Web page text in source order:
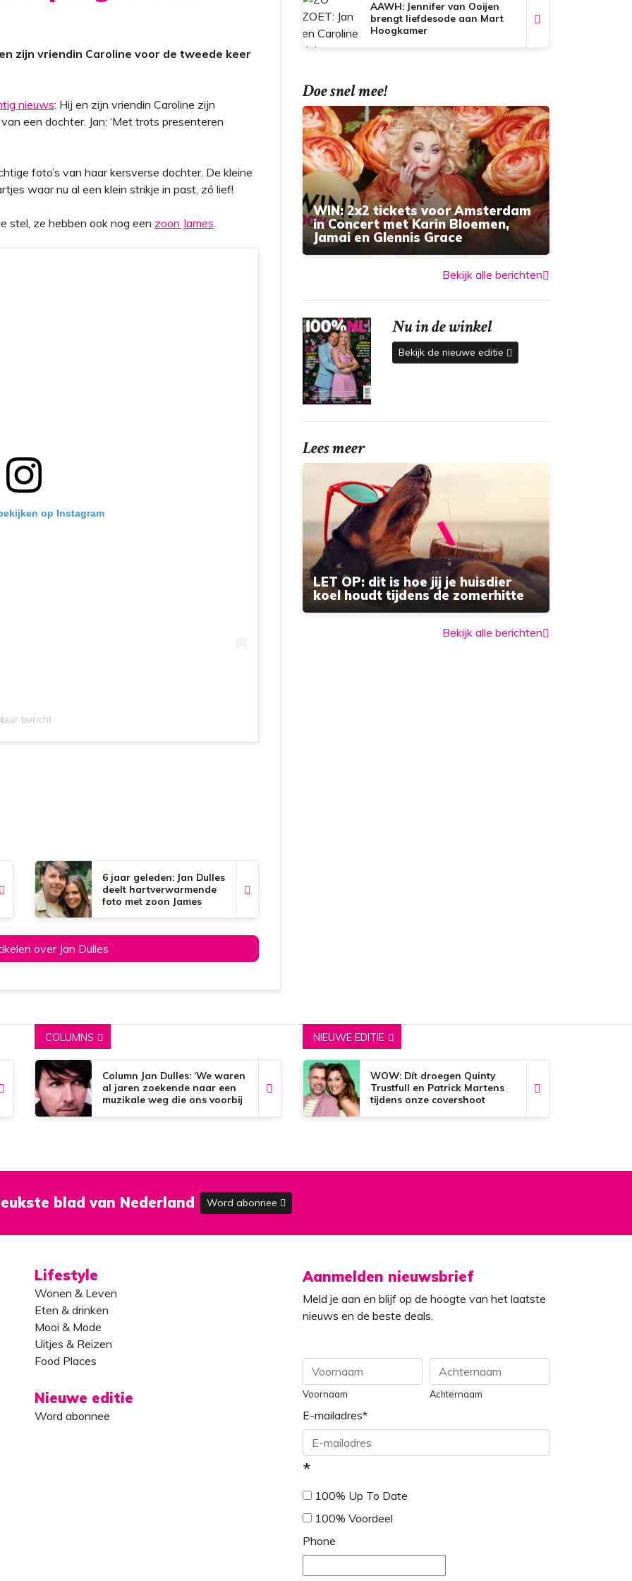
zijn vriendin Caroline voor de tweede keer
nieuws: Hij en zijn vriendin Caroline zijn
een dochter. Jan: ‘Met trots presenteren
foto’s van haar kersverse dochter. De kleine
waar nu al een klein strikje in past, zó lief!
stel, ze hebben ook nog een zoon James
op Instagram
bericht
6 jaar geleden: Jan Dulles
deelt hartverwarmende
foto met zoon James
over Jan Dulles
AAWH: Jennifer van Ooijen
brengt liefdesode aan Mart
Hoogkamer
Doe snel mee!
WIN: 2x2 tickets voor Amsterdam
in Concert met Karin Bloemen,
Jamai en Glennis Grace
Bekijk alle berichten
Nu in de winkel
Bekijk de nieuwe editie
Lees meer
LET OP: dit is hoe jij je huisdier
koel houdt tijdens de zomerhitte
Bekijk alle berichten
COLUMNS
Column Jan Dulles: ‘We waren
al jaren zoekende naar een
muzikale weg die ons voorbij
NIEUWE EDITIE
WOW: Dít droegen Quinty
Trustfull en Patrick Martens
tijdens onze covershoot
blad van Nederland Word abonnee
Lifestyle
Wonen & Leven
Eten & drinken
Mooi & Mode
Uitjes & Reizen
Food Places
Nieuwe editie
Word abonnee
Aanmelden nieuwsbrief
Meld je aan en blijf op de hoogte van het laatste
nieuws en de beste deals.
Voornaam Achternaam
E-mailadres*
*
100% Up To Date
100% Voordeel
Phone